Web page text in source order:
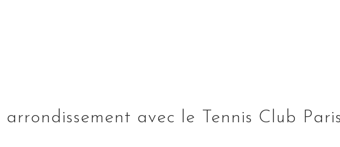
arrondissement avec le Tennis Club